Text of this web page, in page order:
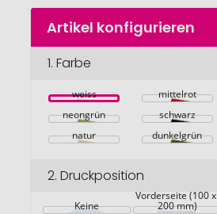
Zum
Anfang
Bildgalerie
Artikel konfigurieren
1. Farbe
weiss mittelrot
neongrün
schwarz
natur
dunkelgrün
2. Druckposition
Keine
Vorderseite (100 x
200 mm)